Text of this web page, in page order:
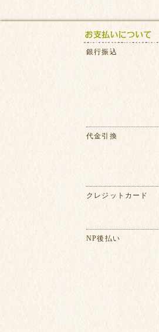
銀行振込
代金引換
クレジットカード
NP後払い